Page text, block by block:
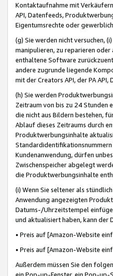
Kontaktaufnahme mit
API, Datenfeeds,
Eigentumsrechte oder
(g) Sie werden nicht versuchen,
manipulieren, zu reparieren
enthaltene Software
andere zugrunde liegende
mit der Creators API, der PA
(h) Sie werden
Zeitraum von bis zu 24 Stunden
die nicht aus Bildern bestehen,
Ablauf dieses Zeitraums durch
Produktwerbungsinhalte
Standardidentifikationsnummern
Kundenanwendung, dürfen
Zwischenspeicher abgelegt
die Produktwerbungsinhalte
(i) Wenn Sie seltener als
Anwendung angezeigten
Datums-/Uhrzeitstempel
und aktualisiert haben, kann der
• Preis auf [Amazon-Website
• Preis auf [Amazon-Website
Außerdem müssen Sie den
ein Pop-up-Fenster, ein Pop-